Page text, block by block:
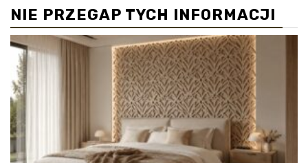
NIE PRZEGAP TYCH INFORMACJI